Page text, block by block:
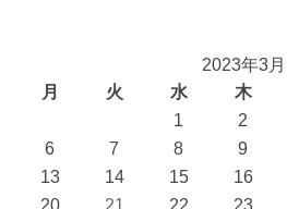
2023年3月
月
火 水 木
1
2
6
7 8 9
13
14 15 16
20
21 22 23